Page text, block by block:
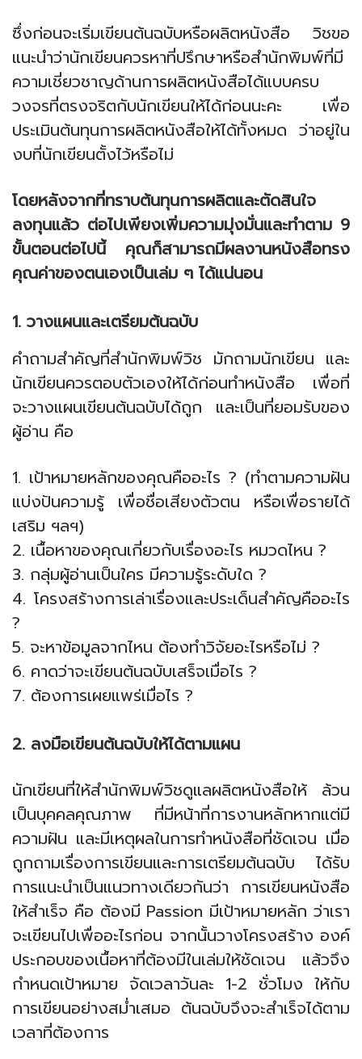
ซึ่งก่อนจะเริ่มเขียนต้นฉบับหรือผลิตหนังสือ วิชขอ
แนะนำว่านักเขียนควรหาที่ปรึกษาหรือสำนักพิมพ์ที่มี
ความเชี่ยวชาญด้านการผลิตหนังสือได้แบบครบ
วงจรที่ตรงจริตกับนักเขียนให้ได้ก่อนนะคะ เพื่อ
ประเมินต้นทุนการผลิตหนังสือให้ได้ทั้งหมด ว่าอยู่ใน
งบที่นักเขียนตั้งไว้หรือไม่
โดยหลังจากที่ทราบต้นทุนการผลิตและตัดสินใจ
ลงทุนแล้ว ต่อไปเพียงเพิ่มความมุ่งมั่นและทำตาม 9
ขั้นตอนต่อไปนี้ คุณก็สามารถมีผลงานหนังสือทรง
คุณค่าของตนเองเป็นเล่ม ๆ ได้แน่นอน
1. วางแผนและเตรียมต้นฉบับ
คำถามสำคัญที่สำนักพิมพ์วิช มักถามนักเขียน และ
นักเขียนควรตอบตัวเองให้ได้ก่อนทำหนังสือ เพื่อที่
จะวางแผนเขียนต้นฉบับได้ถูก และเป็นที่ยอมรับของ
ผู้อ่าน คือ
1. เป้าหมายหลักของคุณคืออะไร ? (ทำตามความฝัน
แบ่งปันความรู้ เพื่อชื่อเสียงตัวตน หรือเพื่อรายได้
เสริม ฯลฯ)
2. เนื้อหาของคุณเกี่ยวกับเรื่องอะไร หมวดไหน ?
3. กลุ่มผู้อ่านเป็นใคร มีความรู้ระดับใด ?
4. โครงสร้างการเล่าเรื่องและประเด็นสำคัญคืออะไร
?
5. จะหาข้อมูลจากไหน ต้องทำวิจัยอะไรหรือไม่ ?
6. คาดว่าจะเขียนต้นฉบับเสร็จเมื่อไร ?
7. ต้องการเผยแพร่เมื่อไร ?
2. ลงมือเขียนต้นฉบับให้ได้ตามแผน
นักเขียนที่ให้สำนักพิมพ์วิชดูแลผลิตหนังสือให้ ล้วน
เป็นบุคคลคุณภาพ ที่มีหน้าที่การงานหลักหากแต่มี
ความฝัน และมีเหตุผลในการทำหนังสือที่ชัดเจน เมื่อ
ถูกถามเรื่องการเขียนและการเตรียมต้นฉบับ ได้รับ
การแนะนำเป็นแนวทางเดียวกันว่า การเขียนหนังสือ
ให้สำเร็จ คือ ต้องมี Passion มีเป้าหมายหลัก ว่าเรา
จะเขียนไปเพื่ออะไรก่อน จากนั้นวางโครงสร้าง องค์
ประกอบของเนื้อหาที่ต้องมีในเล่มให้ชัดเจน แล้วจึง
กำหนดเป้าหมาย จัดเวลาวันละ 1-2 ชั่วโมง ให้กับ
การเขียนอย่างสม่ำเสมอ ต้นฉบับจึงจะสำเร็จได้ตาม
เวลาที่ต้องการ